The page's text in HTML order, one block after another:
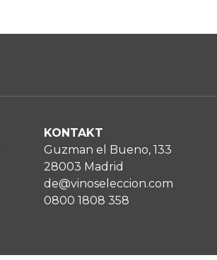
KONTAKT
Guzman el Bueno, 133
28003 Madrid
de@vinoseleccion.com
0800 1808 358